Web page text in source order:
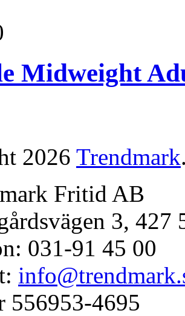
Midweight
2026 Trendmark
Fritid AB
3,
031-91 45 00
556953-4695